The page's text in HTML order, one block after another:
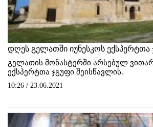
დღეს გელათში იუნესკოს ექსპერტთა
გელათის მონასტერში არსებულ
ექსპერტთა ჯგუფი შეისწავლის.
10:26 / 23.06.2021